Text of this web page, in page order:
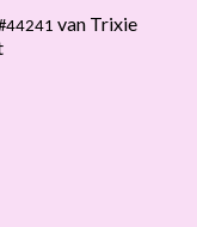
van Trixie